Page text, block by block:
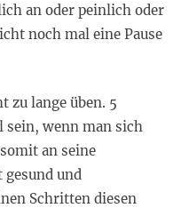
an oder peinlich oder
noch mal eine Pause
zu lange üben. 5
sein, wenn man sich
an seine
und
Schritten diesen